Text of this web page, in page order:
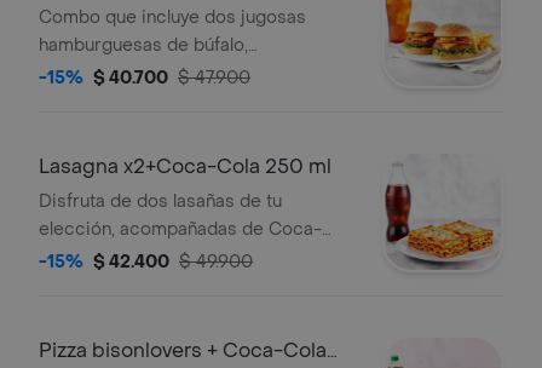
Cola 250 ml
Combo que incluye dos jugosas
hamburguesas de búfalo,
acompañadas de una gaseosa Coca-
-15% $ 40.700 $ 47.900
Lasagna x2+Coca-Cola 250 ml
Disfruta de dos lasañas de tu
elección, acompañadas de Coca-
Cola 250 ml, perfectas para
-15% $ 42.400 $ 49.900
Pizza bisonlovers + Coca-Cola